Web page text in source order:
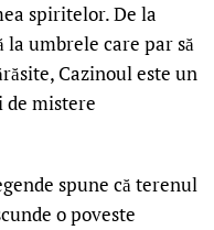
spiritelor. De la
umbrele care par să
Cazinoul este un
mistere
spune că terenul
o poveste